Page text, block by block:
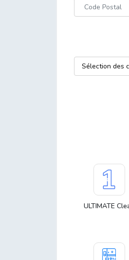
ULTIMATE